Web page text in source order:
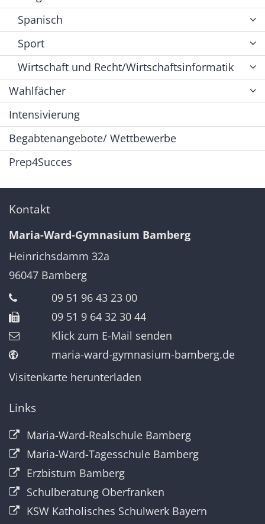
Spanisch
Sport
Wirtschaft und Recht/Wirtschaftsinformatik
Wahlfächer
Intensivierung
Begabtenangebote/ Wettbewerbe
Prep4Succes
Kontakt
Maria-Ward-Gymnasium Bamberg
Heinrichsdamm 32a
96047 Bamberg
09 51 96 43 23 00
09 51 9 64 32 30 44
Klick zum E-Mail senden
maria-ward-gymnasium-bamberg.de
Visitenkarte herunterladen
Links
Maria-Ward-Realschule Bamberg
Maria-Ward-Tagesschule Bamberg
Erzbistum Bamberg
Schulberatung Oberfranken
KSW Katholisches Schulwerk Bayern